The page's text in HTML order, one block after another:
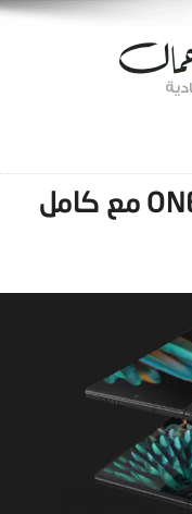
اقتراب موعد ONEPLUS FOLD مع كامل